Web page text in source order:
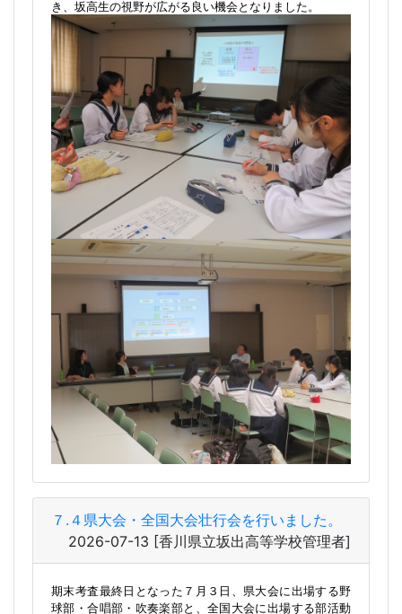
講師をお迎えし、税に関する仕事や国税専門官について
教えていただきました。
「正直者には尊敬の的、悪徳者に畏怖の的」というスロ
ーガンのもと職務を遂行されている様子を教えていただ
き、坂高生の視野が広がる良い機会となりました。
７.４県大会・全国大会壮行会を行いました。